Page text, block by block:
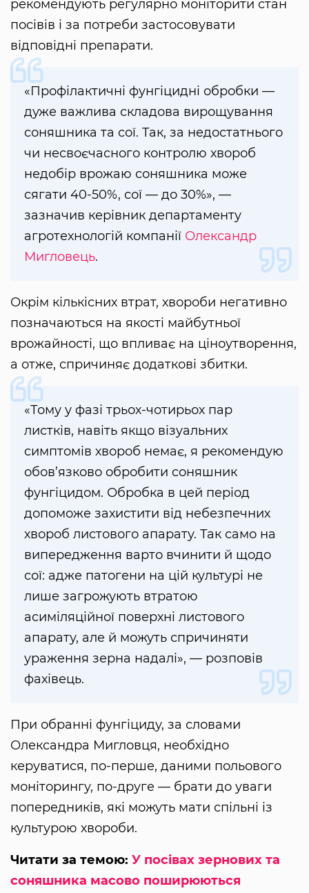
рекомендують регулярно моніторити стан
посівів і за потреби застосовувати
відповідні препарати.
«Профілактичні фунгіцидні обробки —
дуже важлива складова вирощування
соняшника та сої. Так, за недостатнього
чи несвоєчасного контролю хвороб
недобір врожаю соняшника може
сягати 40-50%, сої — до 30%», —
зазначив керівник департаменту
агротехнологій компанії Олександр
Мигловець.
Окрім кількісних втрат, хвороби негативно
позначаються на якості майбутньої
врожайності, що впливає на ціноутворення,
а отже, спричиняє додаткові збитки.
«Тому у фазі трьох-чотирьох пар
листків, навіть якщо візуальних
симптомів хвороб немає, я рекомендую
обов’язково обробити соняшник
фунгіцидом. Обробка в цей період
допоможе захистити від небезпечних
хвороб листового апарату. Так само на
випередження варто вчинити й щодо
сої: адже патогени на цій культурі не
лише загрожують втратою
асиміляційної поверхні листового
апарату, але й можуть спричиняти
ураження зерна надалі», — розповів
фахівець.
При обранні фунгіциду, за словами
Олександра Мигловця, необхідно
керуватися, по-перше, даними польового
моніторингу, по-друге — брати до уваги
попередників, які можуть мати спільні із
культурою хвороби.
Читати за темою: У посівах зернових та
соняшника масово поширюються